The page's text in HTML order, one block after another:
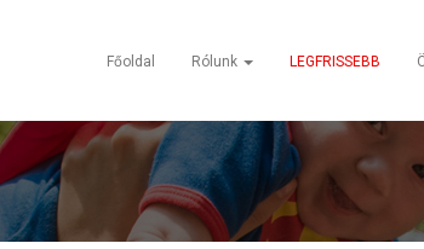
Főoldal Rólunk LEGFRISSEBB